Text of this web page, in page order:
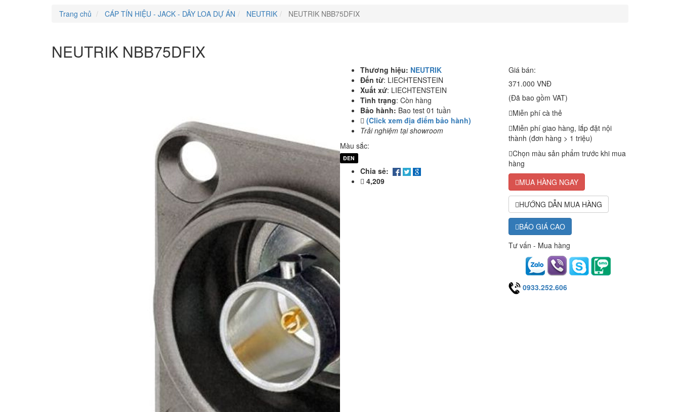
Trang chủ
CÁP TÍN HIỆU - JACK - DÂY LOA DỰ ÁN NEUTRIK NEUTRIK NBB75DFIX
NEUTRIK NBB75DFIX
Thương hiệu: NEUTRIK
Đến từ: LIECHTENSTEIN
Xuất xứ: LIECHTENSTEIN
Tình trạng: Còn hàng
Bảo hành: Bao test 01 tuần
(Click xem địa điểm bảo hành)
Trải nghiệm tại showroom
Màu sắc:
ĐEN
Chia sẻ:
4,209
Giá bán:
371.000 VNĐ
(Đã bao gồm VAT)
Miễn phí cà thẻ
Miễn phí giao hàng, lắp đặt nội
thành (đơn hàng > 1 triệu)
Chọn màu sản phẩm trước khi mua
hàng
MUA HÀNG NGAY
HƯỚNG DẪN MUA HÀNG
BÁO GIÁ CAO
Tư vấn - Mua hàng
0933.252.606